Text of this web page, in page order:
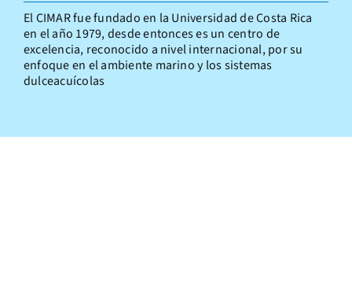
INVESTIGACIÓN
POSGRADO
Search
for:
El CIMAR fue fundado en la Universidad de Costa Rica
en el año 1979, desde entonces es un centro de
excelencia, reconocido a nivel internacional, por su
enfoque en el ambiente marino y los sistemas
dulceacuícolas